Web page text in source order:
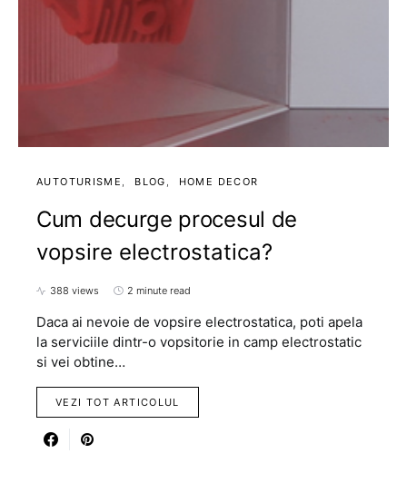
AUTOTURISME BLOG HOME DECOR
Cum decurge procesul de
vopsire electrostatica?
388 views 2 minute read
Daca ai nevoie de vopsire electrostatica, poti apela
la serviciile dintr-o vopsitorie in camp electrostatic
si vei obtine…
VEZI TOT ARTICOLUL